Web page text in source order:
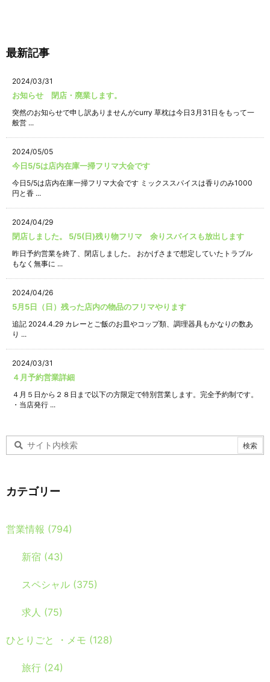
最新記事
2024/03/31
お知らせ 閉店・廃業します。
突然のお知らせで申し訳ありませんがcurry 草枕は今日3月31日をもって一
般営 ...
2024/05/05
今日5/5は店内在庫一掃フリマ大会です
今日5/5は店内在庫一掃フリマ大会です ミックススパイスは香りのみ1000
円と香 ...
2024/04/29
閉店しました。 5/5(日)残り物フリマ 余りスパイスも放出します
昨日予約営業を終了、閉店しました。 おかげさまで想定していたトラブル
もなく無事に ...
2024/04/26
5月5日（日）残った店内の物品のフリマやります
追記 2024.4.29 カレーとご飯のお皿やコップ類、調理器具もかなりの数あ
り ...
2024/03/31
４月予約営業詳細
４月５日から２８日まで以下の方限定で特別営業します。完全予約制です。
・当店発行 ...
カテゴリー
営業情報 (794)
新宿 (43)
スペシャル (375)
求人 (75)
ひとりごと ・メモ (128)
旅行 (24)